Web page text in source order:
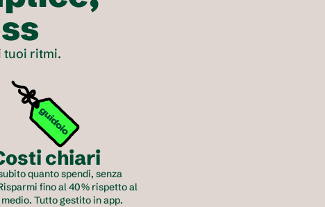
tuoi ritmi.
chiari
quanto spendi, senza
fino al 40% rispetto al
Tutto gestito in app.